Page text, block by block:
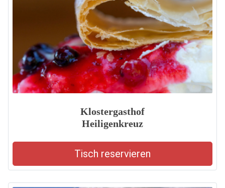
Klostergasthof
Heiligenkreuz
Tisch reservieren